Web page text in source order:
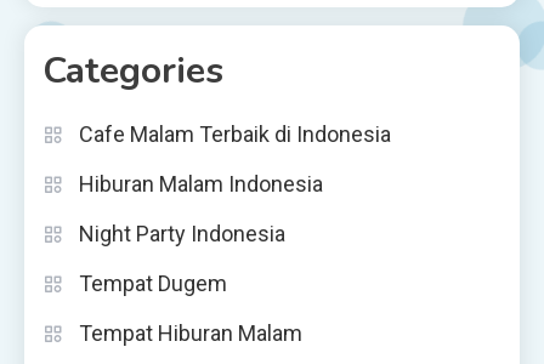
Categories
Cafe Malam Terbaik di Indonesia
Hiburan Malam Indonesia
Night Party Indonesia
Tempat Dugem
Tempat Hiburan Malam